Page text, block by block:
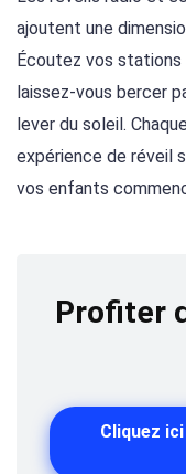
ajoutent une
Écoutez vos stations
laissez-vous bercer
lever du soleil.
expérience de réveil
vos enfants
Profiter
Cliquez